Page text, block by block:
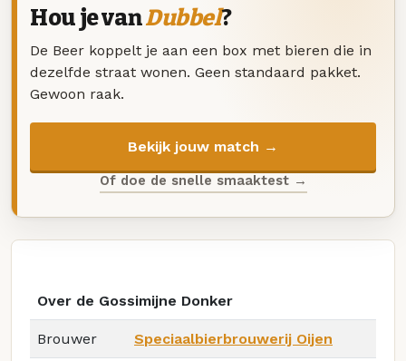
Hou je vanDubbel?
De Beer koppelt je aan een box met bieren die in
dezelfde straat wonen. Geen standaard pakket.
Gewoon raak.
Bekijk jouw match →
Of doe de snelle smaaktest →
Over de Gossimijne Donker
Brouwer Speciaalbierbrouwerij Oijen